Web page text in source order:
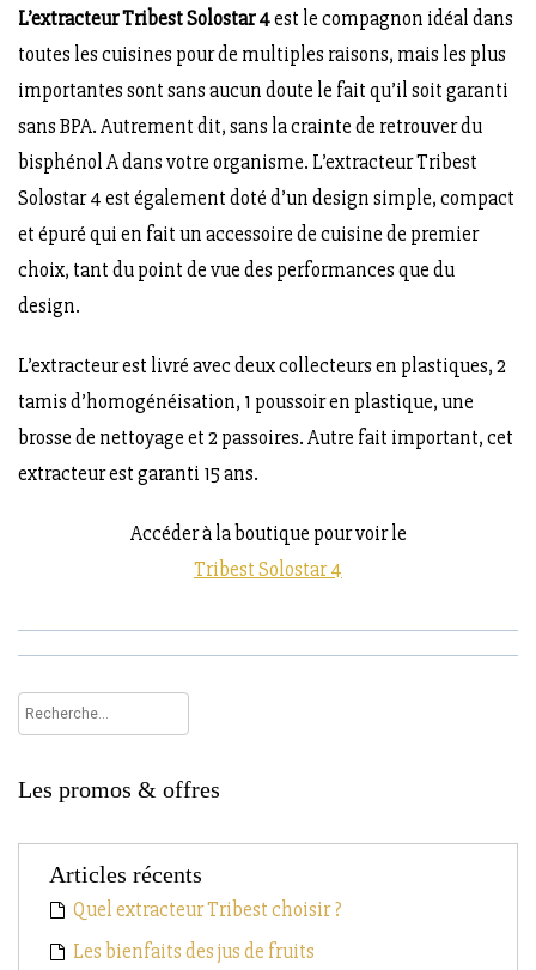
L’extracteur Tribest Solostar 4est le compagnon idéal dans
toutes les cuisines pour de multiples raisons, mais les plus
importantes sont sans aucun doute le fait qu’il soit garanti
sans BPA. Autrement dit, sans la crainte de retrouver du
bisphénol A dans votre organisme. L’extracteur Tribest
Solostar 4 est également doté d’un design simple, compact
et épuré qui en fait un accessoire de cuisine de premier
choix, tant du point de vue des performances que du
design.
L’extracteur est livré avec deux collecteurs en plastiques, 2
tamis d’homogénéisation, 1 poussoir en plastique, une
brosse de nettoyage et 2 passoires. Autre fait important, cet
extracteur est garanti 15 ans.
Accéder à la boutique pour voir le
Tribest Solostar 4
Rechercher :
Les promos & offres
Articles récents
Quel extracteur Tribest choisir ?
Les bienfaits des jus de fruits